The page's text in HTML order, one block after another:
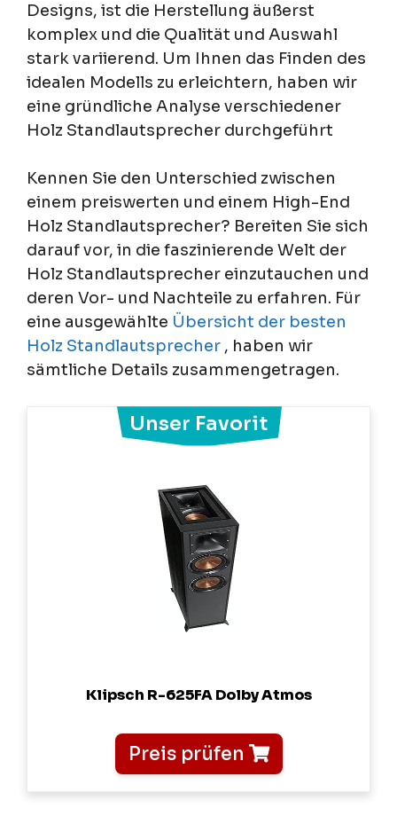
Designs, ist die Herstellung äußerst
komplex und die Qualität und Auswahl
stark variierend. Um Ihnen das Finden des
idealen Modells zu erleichtern, haben wir
eine gründliche Analyse verschiedener
Holz Standlautsprecher durchgeführt
Kennen Sie den Unterschied zwischen
einem preiswerten und einem High-End
Holz Standlautsprecher? Bereiten Sie sich
darauf vor, in die faszinierende Welt der
Holz Standlautsprecher einzutauchen und
deren Vor- und Nachteile zu erfahren. Für
eine ausgewählte Übersicht der besten
Holz Standlautsprecher , haben wir
sämtliche Details zusammengetragen.
Klipsch R-625FA Dolby Atmos
Preis prüfen